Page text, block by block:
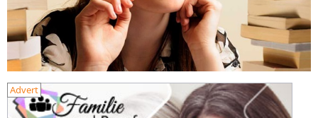
Advert